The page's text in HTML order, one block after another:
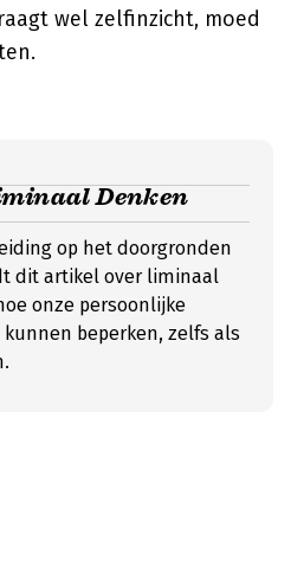
wel zelfinzicht, moed
Denken
op het doorgronden
dit artikel over liminaal
onze persoonlijke
beperken, zelfs als